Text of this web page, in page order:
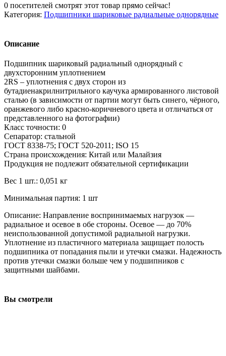
0 посетителей смотрят этот товар прямо сейчас!
Категория: Подшипники шариковые радиальные однорядные
Описание
Подшипник шариковый радиальный однорядный с
двухсторонним уплотнением
2RS – уплотнения с двух сторон из
бутадиенакрилнитрильного каучука армированного листовой
сталью (в зависимости от партии могут быть синего, чёрного,
оранжевого либо красно-коричневого цвета и отличаться от
представленного на фотографии)
Класс точности: 0
Сепаратор: стальной
ГОСТ 8338-75; ГОСТ 520-2011; ISO 15
Страна происхождения: Китай или Малайзия
Продукция не подлежит обязательной сертификации
Вес 1 шт.: 0,051 кг
Минимальная партия: 1 шт
Описание: Направление воспринимаемых нагрузок —
радиальное и осевое в обе стороны. Осевое — до 70%
неиспользованной допустимой радиальной нагрузки.
Уплотнение из пластичного материала защищает полость
подшипника от попадания пыли и утечки смазки. Надежность
против утечки смазки больше чем у подшипников с
защитными шайбами.
Вы смотрели